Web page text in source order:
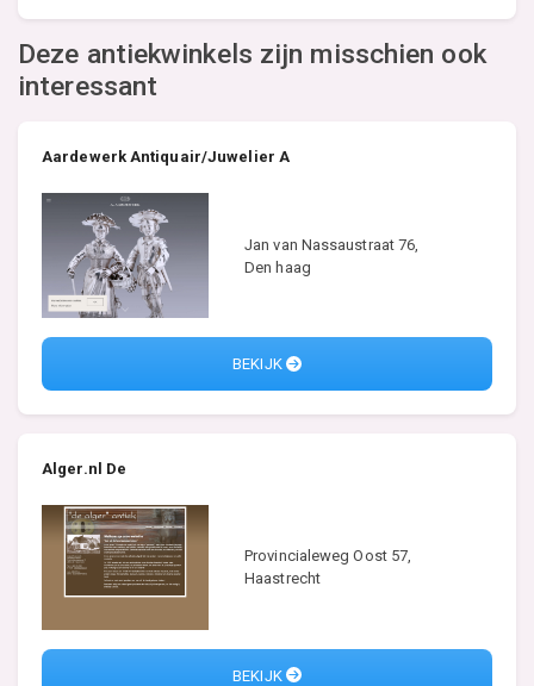
Deze antiekwinkels zijn misschien ook
interessant
Aardewerk Antiquair/Juwelier A
Jan van Nassaustraat 76,
Den haag
BEKIJK
Alger.nl De
Provincialeweg Oost 57,
Haastrecht
BEKIJK